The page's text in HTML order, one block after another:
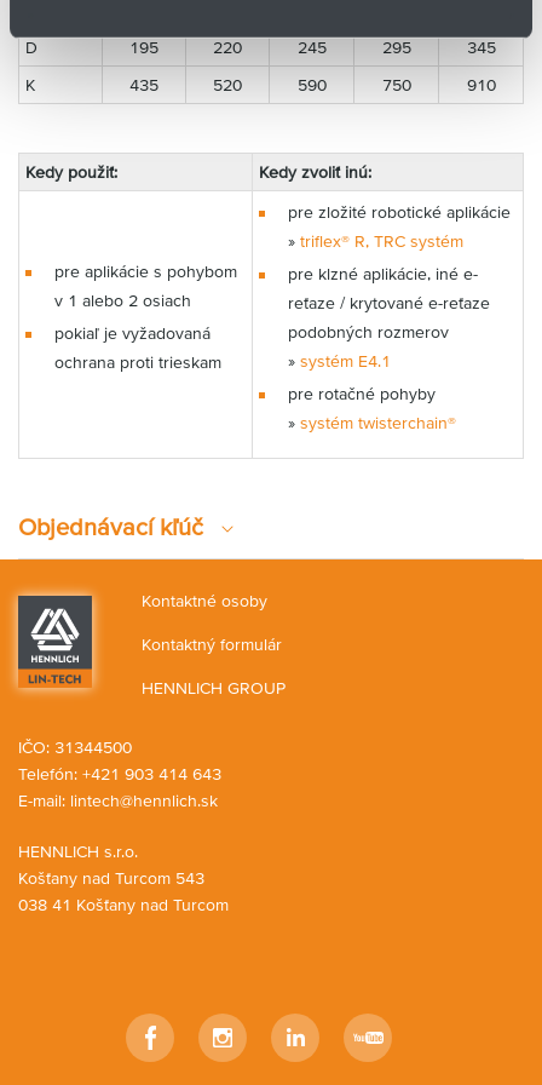
D
195 220 245 295
345
K
435 520 590 750 910
Kedy použiť: Kedy zvoliť inú:
pre aplikácie s pohybom
v 1 alebo 2 osiach
pokiaľ je vyžadovaná
ochrana proti trieskam
pre zložité robotické aplikácie
» triflex® R, TRC systém
pre klzné aplikácie, iné e-
reťaze / krytované e-reťaze
podobných rozmerov
» systém E4.1
pre rotačné pohyby
» systém twisterchain®
Objednávací kľúč
Kontaktné osoby
Kontaktný formulár
HENNLICH GROUP
HENNLICH s.r.o.
Košťany nad Turcom 543
038 41 Košťany nad Turcom
IČO: 31344500
Telefón: +421 903 414 643
E-mail: lintech@hennlich.sk
FacebookInstagramLinkedIn YouTube